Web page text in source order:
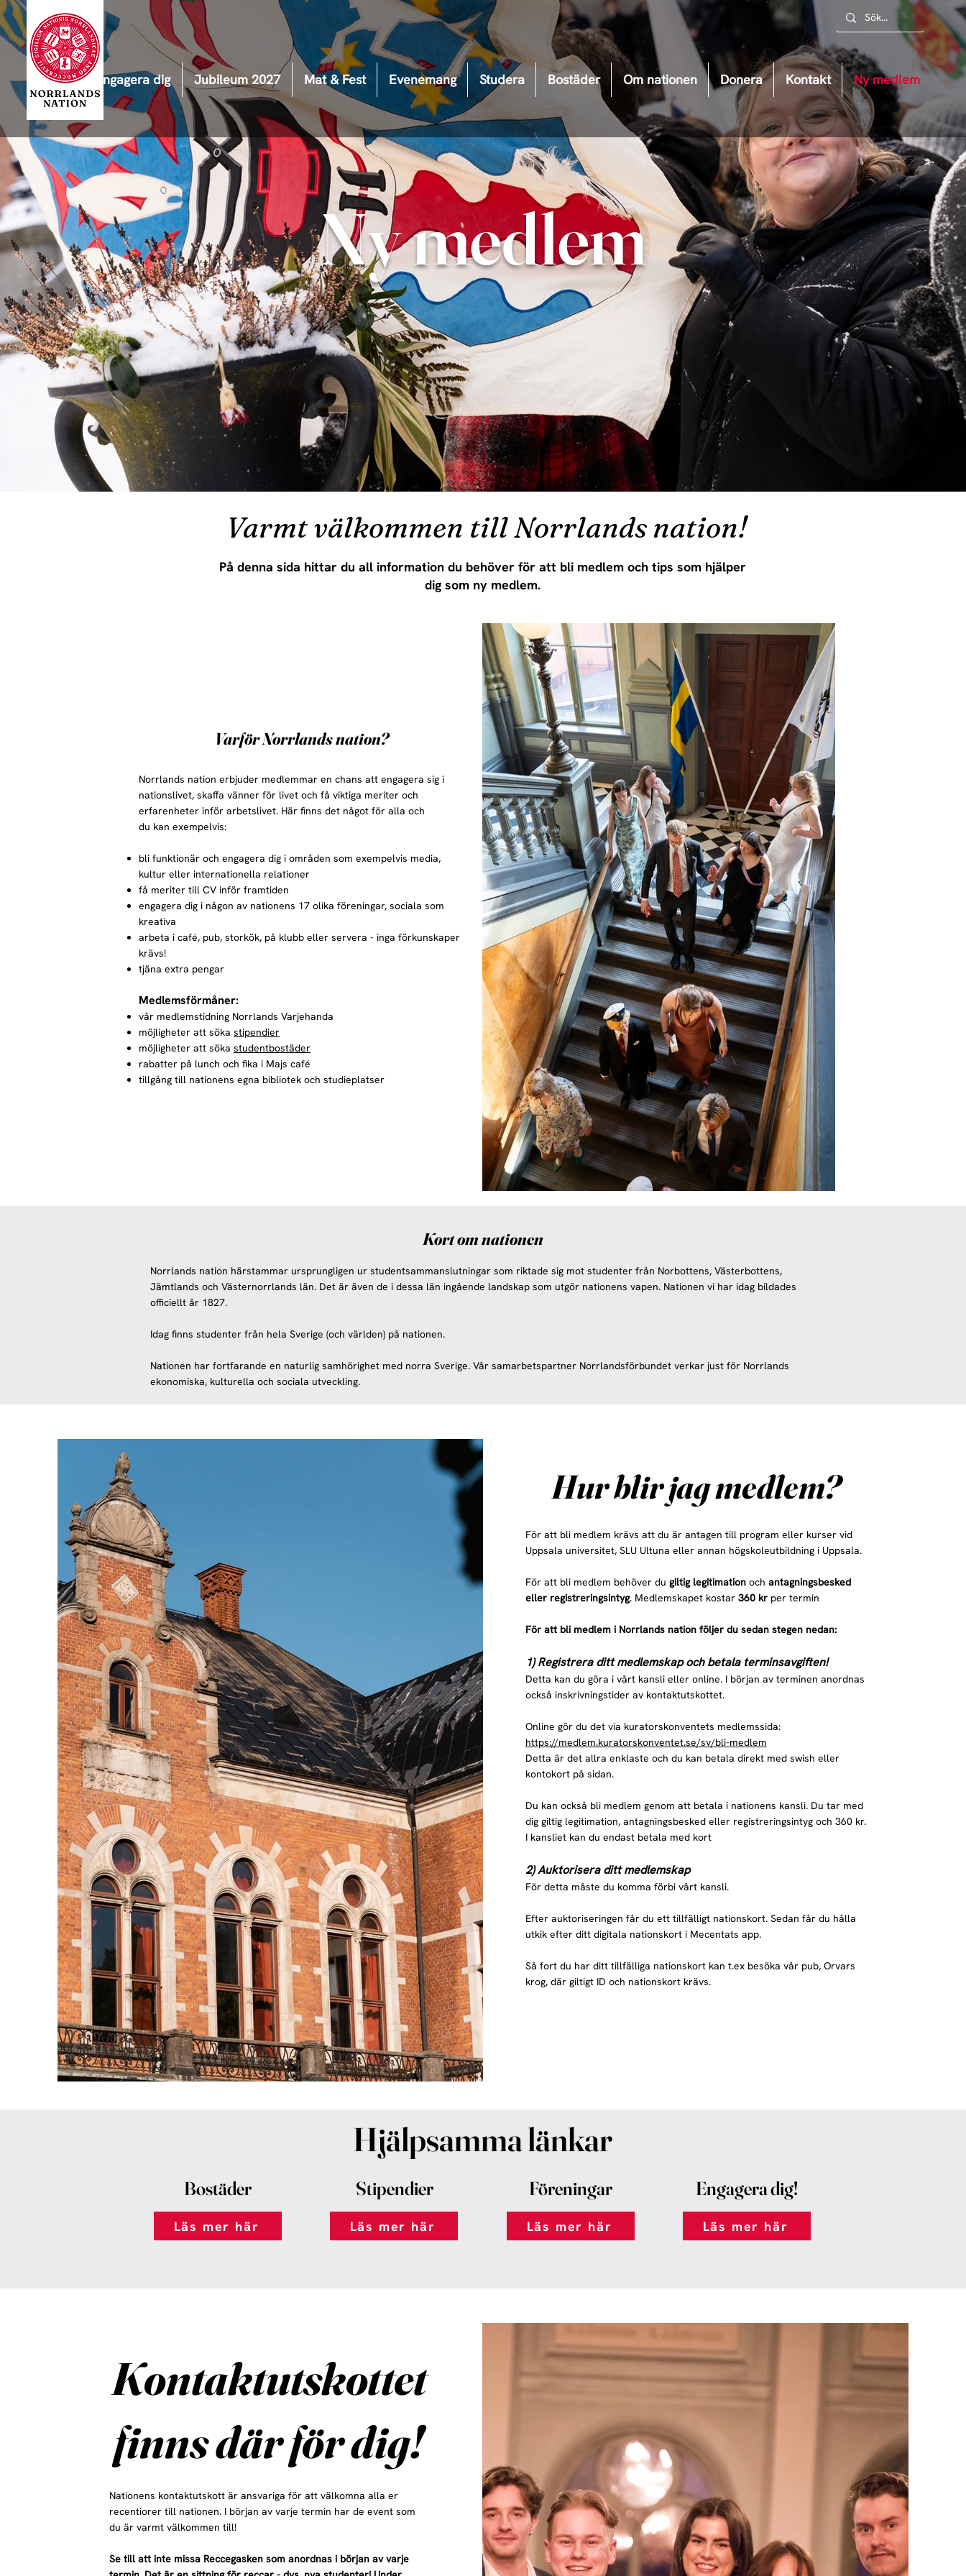
Engagera dig Jubileum 2027 Mat & Fest Evenemang Studera Bostäder Om nationen Donera Kontakt Ny medlem
Ny medlem
Varmt välkommen till Norrlands nation!
På denna sida hittar du all information du behöver för att bli medlem och tips som hjälper
dig som ny medlem.
Varför Norrlands nation?
Norrlands nation erbjuder medlemmar en chans att engagera sig i
nationslivet, skaffa vänner för livet och få viktiga meriter och
erfarenheter inför arbetslivet. Här finns det något för alla och
du kan exempelvis:
bli funktionär och engagera dig i områden som exempelvis media,
kultur eller internationella relationer
få meriter till CV inför framtiden
engagera dig i någon av nationens 17 olika föreningar, sociala som
kreativa
arbeta i café, pub, storkök, på klubb eller servera - inga förkunskaper
krävs!
tjäna extra pengar
Medlemsförmåner:
vår medlemstidning Norrlands Varjehanda
möjligheter att söka stipendier
möjligheter att söka studentbostäder
rabatter på lunch och fika i Majs café
tillgång till nationens egna bibliotek och studieplatser
Kort om nationen
Norrlands nation härstammar ursprungligen ur studentsammanslutningar som riktade sig mot studenter från Norbottens, Västerbottens,
Jämtlands och Västernorrlands län. Det är även de i dessa län ingående landskap som utgör nationens vapen. Nationen vi har idag bildades
officiellt år 1827.
Idag finns studenter från hela Sverige (och världen) på nationen.
Nationen har fortfarande en naturlig samhörighet med norra Sverige. Vår samarbetspartner Norrlandsförbundet verkar just för Norrlands
ekonomiska, kulturella och sociala utveckling.
Hur blir jag medlem?
För att bli medlem krävs att du är antagen till program eller kurser vid
Uppsala universitet, SLU Ultuna eller annan högskoleutbildning i Uppsala.
För att bli medlem behöver du giltig legitimationoch antagningsbesked
eller registreringsintyg. Medlemskapet kostar 360 krper termin
För att bli medlem i Norrlands nation följer du sedan stegen nedan:
1) Registrera ditt medlemskap och betala terminsavgiften!
Detta kan du göra i vårt kansli eller online. I början av terminen anordnas
också inskrivningstider av kontaktutskottet.
Online gör du det via kuratorskonventets medlemssida:
https://medlem.kuratorskonventet.se/sv/bli-medlem
Detta är det allra enklaste och du kan betala direkt med swish eller
kontokort på sidan.
Du kan också bli medlem genom att betala i nationens kansli. Du tar med
dig giltig legitimation, antagningsbesked eller registreringsintyg och 360 kr.
I kansliet kan du endast betala med kort
2) Auktorisera ditt medlemskap
​För detta måste du komma förbi vårt kansli.
Efter auktoriseringen får du ett tillfälligt nationskort. Sedan får du hålla
utkik efter ditt digitala nationskort i Mecentats app.
Så fort du har ditt tillfälliga nationskort kan t.ex besöka vår pub, Orvars
krog, där giltigt ID och nationskort krävs.
Hjälpsamma länkar
Bostäder
Läs mer här
Stipendier
Läs mer här
Föreningar
Läs mer här
Engagera dig!
Läs mer här
Kontaktutskottet
finns där för dig!
Nationens kontaktutskott är ansvariga för att välkomna alla er
recentiorer till nationen. I början av varje termin har de event som
du är varmt välkommen till!
Se till att inte missa Reccegasken som anordnas i början av varje